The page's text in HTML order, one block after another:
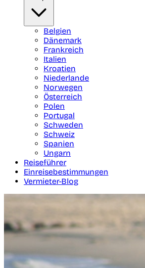
Belgien
Dänemark
Frankreich
Italien
Kroatien
Niederlande
Norwegen
Österreich
Polen
Portugal
Schweden
Schweiz
Spanien
Ungarn
Reiseführer
Einreisebestimmungen
Vermieter-Blog